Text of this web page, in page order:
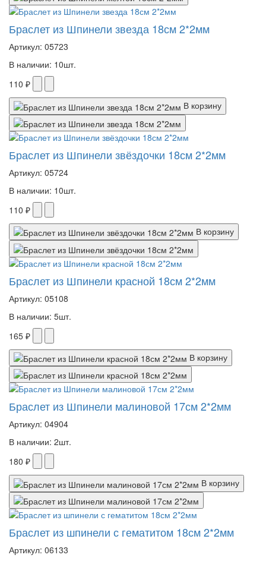
Браслет из Шпинели звезда 18см 2*2мм
Артикул: 05723
В наличии: 10шт.
110 ₽
В корзину
Браслет из Шпинели звёздочки 18см 2*2мм
Артикул: 05724
В наличии: 10шт.
110 ₽
В корзину
Браслет из Шпинели красной 18см 2*2мм
Артикул: 05108
В наличии: 5шт.
165 ₽
В корзину
Браслет из Шпинели малиновой 17см 2*2мм
Артикул: 04904
В наличии: 2шт.
180 ₽
В корзину
Браслет из шпинели с гематитом 18см 2*2мм
Артикул: 06133